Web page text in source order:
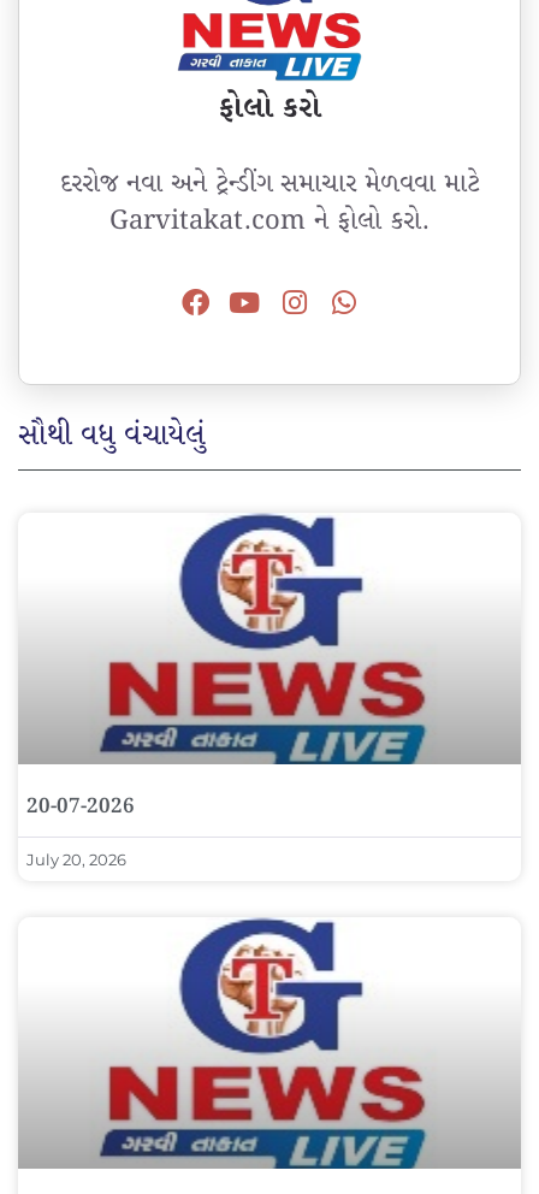
ફોલો કરો
દરરોજ નવા અને ટ્રેન્ડીંગ સમાચાર મેળવવા માટે
Garvitakat.com ને ફોલો કરો.
સૌથી વધુ વંચાયેલું
20-07-2026
July 20, 2026